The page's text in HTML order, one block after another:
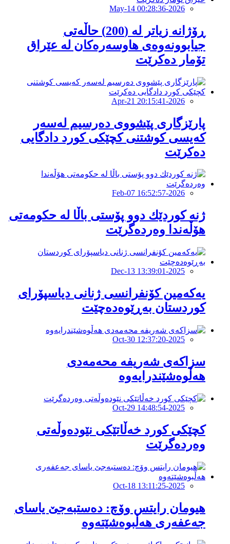
2026-May-14 00:28:36
ڕۆژانە زیاتر لە (200) حاڵەتی
جیابوونەوەی هاوسەرەکان لە عێراق
تۆمار دەکرێت
2026-Apr-21 20:15:41
پارێزگاری پێشووی دەرسیم لەسەر
كەیسی كوشتنی كچێكی كورد دادگایی
دەکرێت
2026-Feb-07 16:52:57
ژنە کوردێك دوو پۆستی باڵا لە حكومەتی
هۆڵەندا وەردەگرێت
2025-Dec-13 13:39:01
یەکەمین کۆنفرانسی ژنانی دیاسپۆرای
کوردستان بەڕێوەدەچێت
2025-Oct-30 12:37:20
سزاکەی شەریفە محەمەدی
هەڵوەشێندرایەوە
2025-Oct-29 14:48:54
کچێکی کورد خەڵاتێکی نێودەوڵەتی
وەردەگرێت
2025-Oct-18 13:11:25
هیومان رایتس وۆچ: دەستبەجێ یاسای
جەعفەری هەڵبوەشێتەوە